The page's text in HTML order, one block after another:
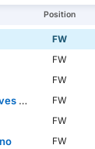
Position
FW
FW
FW
FW
FW
FW